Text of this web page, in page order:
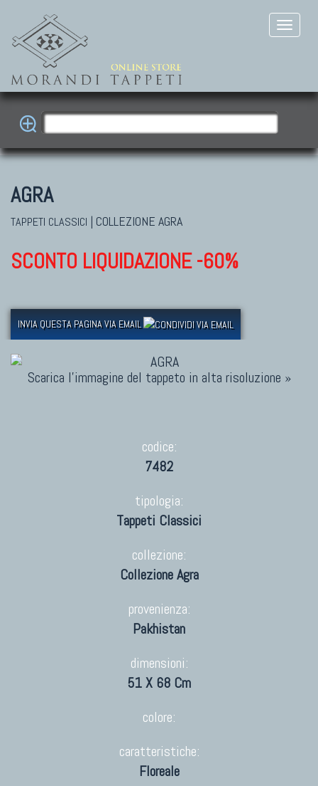
AGRA
TAPPETI CLASSICI | COLLEZIONE AGRA
SCONTO LIQUIDAZIONE -60%
INVIA QUESTA PAGINA VIA EMAIL
Scarica l'immagine del tappeto in alta risoluzione »
codice:
7482
tipologia:
Tappeti Classici
collezione:
Collezione Agra
provenienza:
Pakhistan
dimensioni:
51 X 68 Cm
colore:
caratteristiche:
Floreale